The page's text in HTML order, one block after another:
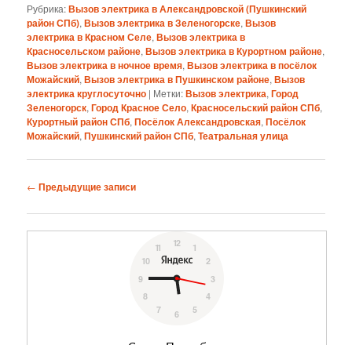
Рубрика:Вызов электрика в Александровской (Пушкинский
район СПб),Вызов электрика в Зеленогорске,Вызов
электрика в Красном Селе,Вызов электрика в
Красносельском районе,Вызов электрика в Курортном районе,
Вызов электрика в ночное время,Вызов электрика в посёлок
Можайский,Вызов электрика в Пушкинском районе,Вызов
электрика круглосуточно | Метки:Вызов электрика,Город
Зеленогорск,Город Красное Село,Красносельский район СПб,
Курортный район СПб,Посёлок Александровская,Посёлок
Можайский,Пушкинский район СПб,Театральная улица
Навигация
записям
← Предыдущие записи